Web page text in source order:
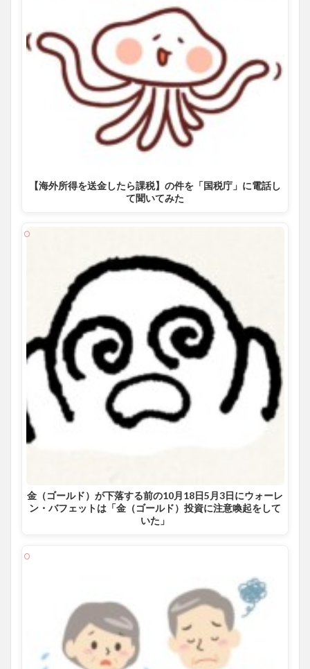
【海外所得を送金したら課税】の件を「国税庁」に電話し
て聞いてみた
金（ゴールド）が下落する前の10月18日5月3日にウォーレ
ン・バフェットは「金（ゴールド）投資に注意喚起をして
いた」